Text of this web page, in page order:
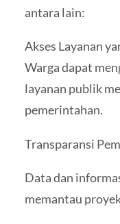
antara lain:
Akses Layanan
Warga dapat
layanan publik
pemerintahan.
Transparansi
Data dan
memantau